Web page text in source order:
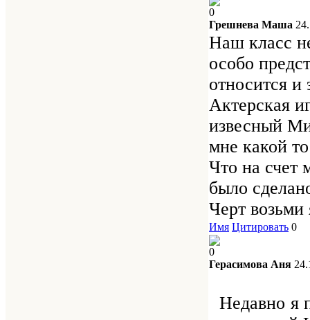
0
Грешнева Маша
Наш класс
особо
относится
Актерская
извесный
мне какой
Что на счет
было
Черт
Имя Цитировать 0
0
Герасимова Аня
Недавно я